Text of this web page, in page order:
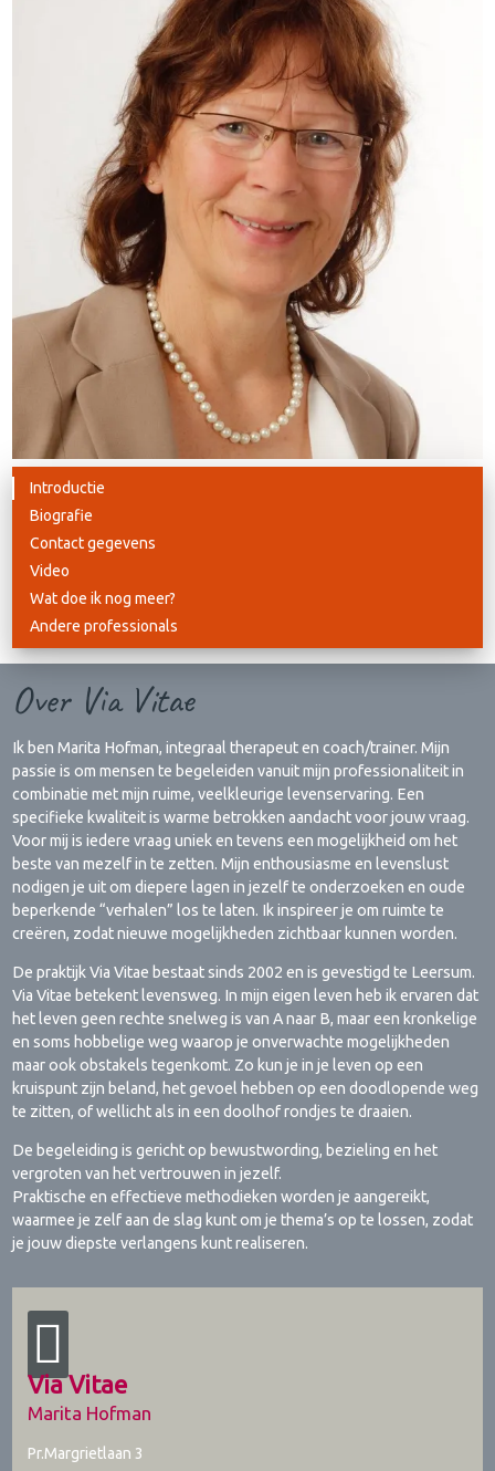
Introductie
Biografie
Contact gegevens
Video
Wat doe ik nog meer?
Andere professionals
Over Via Vitae
Ik ben Marita Hofman, integraal therapeut en coach/trainer. Mijn
passie is om mensen te begeleiden vanuit mijn professionaliteit in
combinatie met mijn ruime, veelkleurige levenservaring. Een
specifieke kwaliteit is warme betrokken aandacht voor jouw vraag.
Voor mij is iedere vraag uniek en tevens een mogelijkheid om het
beste van mezelf in te zetten. Mijn enthousiasme en levenslust
nodigen je uit om diepere lagen in jezelf te onderzoeken en oude
beperkende “verhalen” los te laten. Ik inspireer je om ruimte te
creëren, zodat nieuwe mogelijkheden zichtbaar kunnen worden.
De praktijk Via Vitae bestaat sinds 2002 en is gevestigd te Leersum.
Via Vitae betekent levensweg. In mijn eigen leven heb ik ervaren dat
het leven geen rechte snelweg is van A naar B, maar een kronkelige
en soms hobbelige weg waarop je onverwachte mogelijkheden
maar ook obstakels tegenkomt. Zo kun je in je leven op een
kruispunt zijn beland, het gevoel hebben op een doodlopende weg
te zitten, of wellicht als in een doolhof rondjes te draaien.
De begeleiding is gericht op bewustwording, bezieling en het
vergroten van het vertrouwen in jezelf.
Praktische en effectieve methodieken worden je aangereikt,
waarmee je zelf aan de slag kunt om je thema’s op te lossen, zodat
je jouw diepste verlangens kunt realiseren.
Via Vitae
Marita Hofman
Pr.Margrietlaan 3